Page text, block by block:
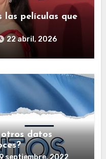
las películas que
22 abril, 2026
datos
septiembre, 2022